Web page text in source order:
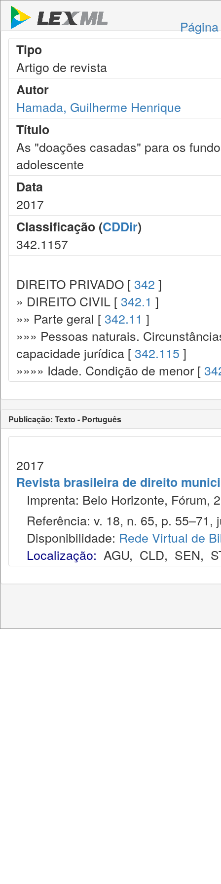
Tipo
Artigo de revista
Autor
Hamada, Guilherme Henrique
Título
As "doações casadas" para os
adolescente
Data
2017
Classificação (CDDir)
342.1157
DIREITO PRIVADO [ 342 ]
» DIREITO CIVIL [ 342.1 ]
»» Parte geral [ 342.11 ]
»»» Pessoas naturais.
capacidade jurídica [ 342.115 ]
»»»» Idade. Condição de menor [
Publicação: Texto - Português
2017
Revista brasileira de direito
Imprenta: Belo Horizonte, Fórum,
Referência: v. 18, n. 65, p. 55–71,
Disponibilidade: Rede Virtual de
Localização: AGU, CLD, SEN,